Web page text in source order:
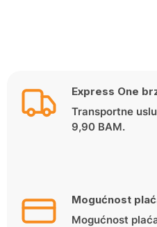
Express One
Transportne
9,90 BAM.
Mogućnost
Mogućnost